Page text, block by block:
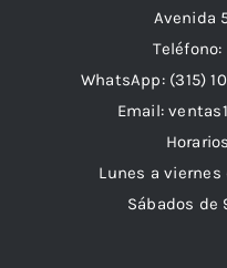
Avenida
WhatsApp: (315)
Email:
Lunes a
Sábados de